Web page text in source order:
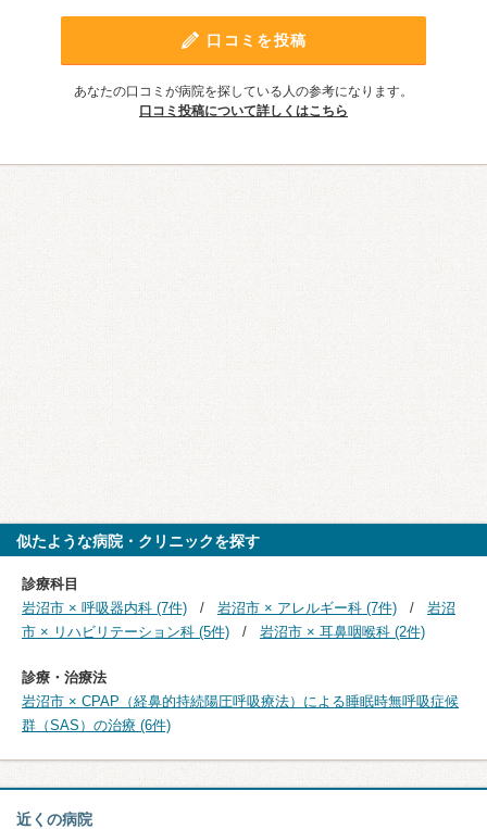
口コミを投稿
あなたの口コミが病院を探している人の参考になります。
口コミ投稿について詳しくはこちら
似たような病院・クリニックを探す
診療科目
岩沼市 × 呼吸器内科 (7件)
岩沼市 × アレルギー科 (7件)
岩沼
市 × リハビリテーション科 (5件)
岩沼市 × 耳鼻咽喉科 (2件)
診療・治療法
岩沼市 × CPAP（経鼻的持続陽圧呼吸療法）による睡眠時無呼吸症候
群（SAS）の治療 (6件)
近くの病院